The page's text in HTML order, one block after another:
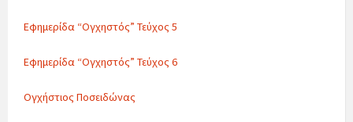
Εφημερίδα “Ογχηστός” Τεύχος 5
Εφημερίδα “Ογχηστός” Τεύχος 6
Ογχήστιος Ποσειδώνας